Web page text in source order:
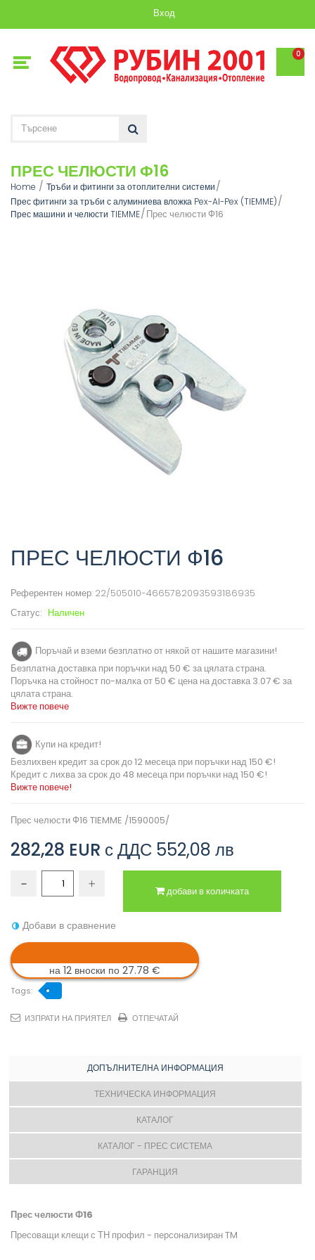
Вход
0
ПРЕС ЧЕЛЮСТИ Ф16
Home
Тръби и фитинги за отоплителни системи
Прес фитинги за тръби с алуминиева вложка Pex-Al-Pex (TIEMME)
Прес машини и челюсти TIEMME Прес челюсти Ф16
ПРЕС ЧЕЛЮСТИ Ф16
Референтен номер: 22/505010-4665782093593186935
Статус: Наличен
Поръчай и вземи безплатно от някой от нашите магазини!
Безплатна доставка при поръчки над 50 € за цялата страна.
Поръчка на стойност по-малка от 50 € цена на доставка 3.07 € за
цялата страна.
Вижте повече
Купи на кредит!
Безлихвен кредит за срок до 12 месеца при поръчки над 150 €!
Кредит с лихва за срок до 48 месеца при поръчки над 150 €!
Вижте повече!
Прес челюсти Ф16 TIEMME /1590005/
282,28 EUR с ДДС 552,08 лв
добави в количката
Добави в сравнение
на 12 вноски по 27.78 €
Tags:
ИЗПРАТИ НА ПРИЯТЕЛ ОТПЕЧАТАЙ
ДОПЪЛНИТЕЛНА ИНФОРМАЦИЯ
ТЕХНИЧЕСКА ИНФОРМАЦИЯ
КАТАЛОГ
КАТАЛОГ - ПРЕС СИСТЕМА
ГАРАНЦИЯ
Прес челюсти Ф16
Пресоващи клещи с ТН профил - персонализиран TM